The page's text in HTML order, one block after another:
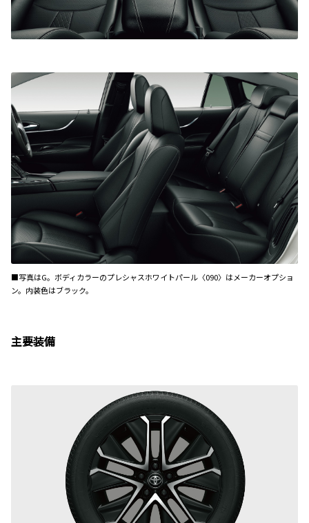
■写真はG。ボディカラーのプレシャスホワイトパール〈090〉はメーカーオプショ
ン。内装色はブラック。
主要装備